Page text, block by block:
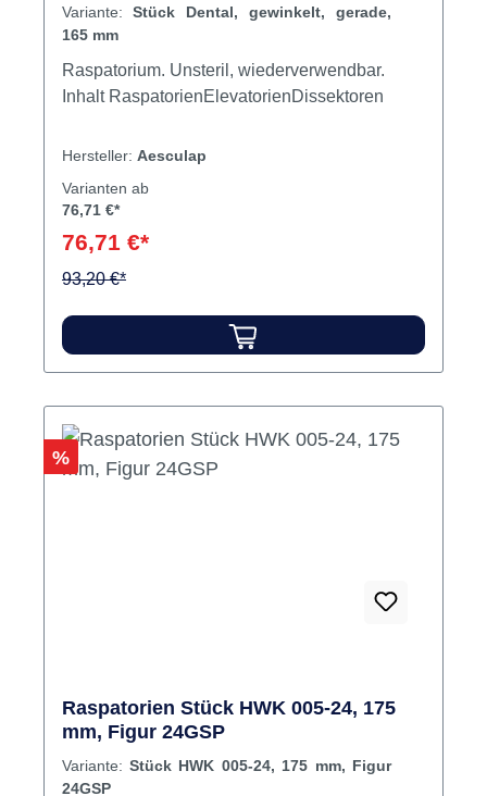
Variante: Stück Dental, gewinkelt, gerade,
165 mm
Raspatorium. Unsteril, wiederverwendbar.
Inhalt RaspatorienElevatorienDissektoren
Hersteller: Aesculap
Varianten ab
76,71 €*
76,71 €*
93,20 €*
Rabatt
%
Raspatorien Stück HWK 005-24, 175
mm, Figur 24GSP
Variante: Stück HWK 005-24, 175 mm, Figur
24GSP